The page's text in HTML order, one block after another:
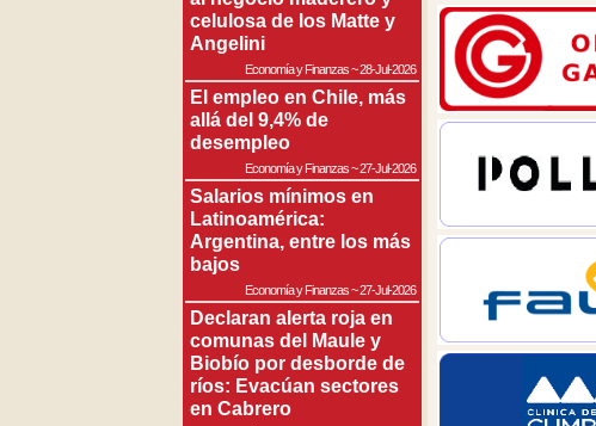
celulosa de los Matte y
Angelini
Economía y Finanzas~28-Jul-2026
El empleo en Chile, más
allá del 9,4% de
desempleo
Economía y Finanzas~27-Jul-2026
Salarios mínimos en
Latinoamérica:
Argentina, entre los más
bajos
Economía y Finanzas~27-Jul-2026
Declaran alerta roja en
comunas del Maule y
Biobío por desborde de
ríos: Evacúan sectores
en Cabrero